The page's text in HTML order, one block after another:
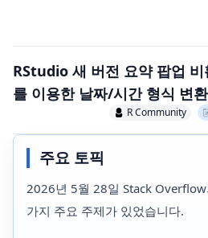
RStudio 새 버전 요약 팝업
를 이용한 날짜/시간 형식 변
R Community
주요 토픽
2026년 5월 28일 Stack Overflow
가지 주요 주제가 있었습니다.